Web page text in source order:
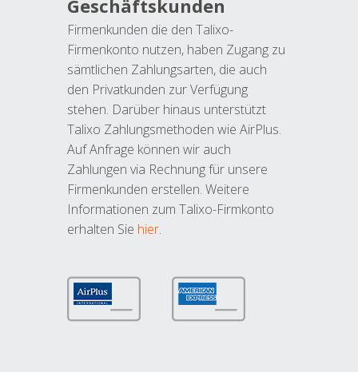
Geschäftskunden
Firmenkunden die den Talixo-
Firmenkonto nutzen, haben Zugang zu
sämtlichen Zahlungsarten, die auch
den Privatkunden zur Verfügung
stehen. Darüber hinaus unterstützt
Talixo Zahlungsmethoden wie AirPlus.
Auf Anfrage können wir auch
Zahlungen via Rechnung für unsere
Firmenkunden erstellen. Weitere
Informationen zum Talixo-Firmkonto
erhalten Sie hier.